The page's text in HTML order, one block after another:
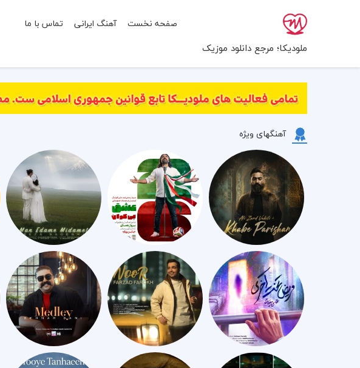
ملودیکا؛ مرجع دانلود موزیک
صفحه نخست آهنگ ایرانی تماس با ما
آهنگهای ویژه